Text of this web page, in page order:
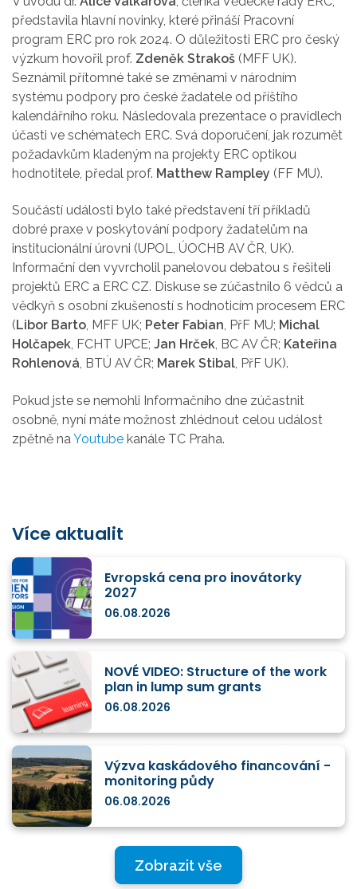
představila hlavní novinky, které přináší Pracovní
program ERC pro rok 2024. O důležitosti ERC pro český
výzkum hovořil prof. Zdeněk Strakoš (MFF UK).
Seznámil přítomné také se změnami v národním
systému podpory pro české žadatele od příštího
kalendářního roku. Následovala prezentace o pravidlech
účasti ve schématech ERC. Svá doporučení, jak rozumět
požadavkům kladeným na projekty ERC optikou
hodnotitele, předal prof. Matthew Rampley (FF MU).
Součástí události bylo také představení tří příkladů
dobré praxe v poskytování podpory žadatelům na
institucionální úrovni (UPOL, ÚOCHB AV ČR, UK).
Informační den vyvrcholil panelovou debatou s řešiteli
projektů ERC a ERC CZ. Diskuse se zúčastnilo 6 vědců a
vědkyň s osobní zkušeností s hodnoticím procesem ERC
(Libor Barto, MFF UK; Peter Fabian, PřF MU; Michal
Holčapek, FCHT UPCE; Jan Hrček, BC AV ČR; Kateřina
Rohlenová, BTÚ AV ČR; Marek Stibal, PřF UK).
Pokud jste se nemohli Informačního dne zúčastnit
osobně, nyní máte možnost zhlédnout celou událost
zpětně na Youtube kanále TC Praha.
Více aktualit
Evropská cena pro inovátorky
2027
06.08.2026
NOVÉ VIDEO: Structure of the work
plan in lump sum grants
06.08.2026
Výzva kaskádového financování -
monitoring půdy
06.08.2026
Zobrazit vše